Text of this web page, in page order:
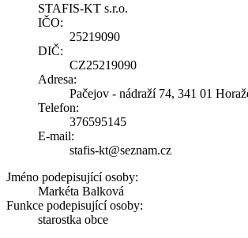
STAFIS-KT s.r.o.
IČO:
25219090
DIČ:
CZ25219090
Adresa:
Pačejov - nádraží 74, 341 01
Telefon:
376595145
E-mail:
stafis-kt@seznam.cz
Jméno podepisující osoby:
Markéta Balková
Funkce podepisující osoby:
starostka obce